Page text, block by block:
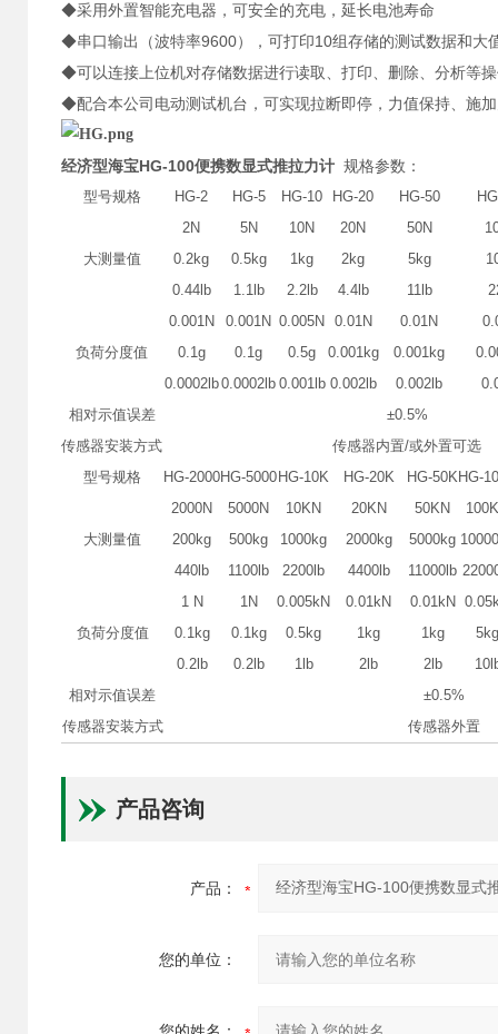
◆采用外置智能充电器，可安全的充电，延长电池寿命
◆串口输出（波特率9600），可打印10组存储的测试数据和大
◆可以连接上位机对存储数据进行读取、打印、删除、分析等
◆配合本公司电动测试机台，可实现拉断即停，力值保持、施
经济型海宝HG-100便携数显式推拉力计 规格参数：
型号规格 HG-2 HG-5 HG-10 HG-20 HG-50
大测量值
2N
0.2kg
0.44lb
5N
0.5kg
1.1lb
10N
1kg
2.2lb
20N
2kg
4.4lb
50N
5kg
11lb
负荷分度值
0.001N
0.1g
0.0002lb
0.001N
0.1g
0.0002lb
0.005N
0.5g
0.001lb
0.01N
0.001kg
0.002lb
0.01N
0.001kg
0.002lb
相对示值误差
±0.5%
传感器安装方式
传感器内置/或外置可选
型号规格
HG-2000HG-5000 HG-10K HG-20K HG-50KHG-
大测量值
2000N
200kg
440lb
5000N
500kg
1100lb
10KN
1000kg
2200lb
20KN
2000kg
4400lb
50KN
5000kg
11000lb
负荷分度值
1 N
0.1kg
0.2lb
1N
0.1kg
0.2lb
0.005kN
0.5kg
1lb
0.01kN
1kg
2lb
0.01kN
1kg
2lb
5kg
相对示值误差
±0.5%
传感器安装方式
传感器外置
产品咨询
产品：
您的单位：